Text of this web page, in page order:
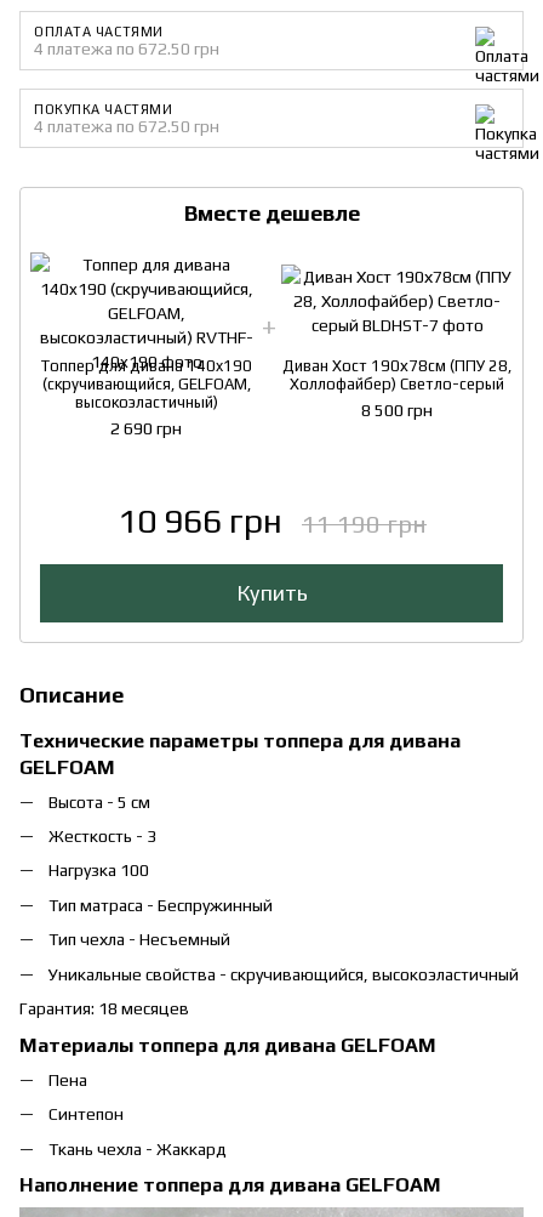
ОПЛАТА ЧАСТЯМИ
4 платежа по 672.50 грн
ПОКУПКА ЧАСТЯМИ
4 платежа по 672.50 грн
Вместе дешевле
Топпер для дивана 140x190
(скручивающийся, GELFOAM,
высокоэластичный)
2 690 грн
Диван Хост 190х78см (ППУ 28,
Холлофайбер) Светло-серый
8 500 грн
10 966 грн 11 190 грн
Купить
Описание
Технические параметры топпера для дивана
GELFOAM
Высота - 5 см
Жесткость - 3
Нагрузка 100
Тип матраса - Беспружинный
Тип чехла - Несъемный
Уникальные свойства - скручивающийся, высокоэластичный
Гарантия: 18 месяцев
Материалы топпера для дивана GELFOAM
Пена
Синтепон
Ткань чехла - Жаккард
Наполнение топпера для дивана GELFOAM